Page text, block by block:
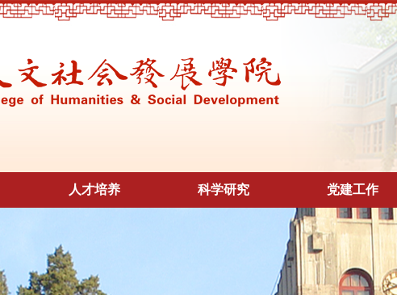
人才培养 科学研究 党建工作